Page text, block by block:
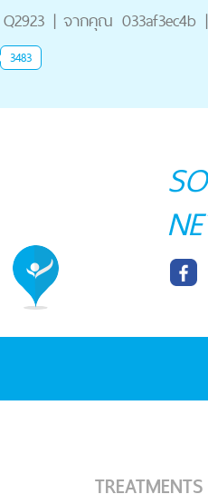
Q2923 | จากคุณ 033af3ec4b |
3483
TREATMENTS